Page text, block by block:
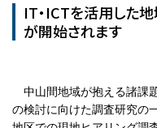
IT・ICTを活用した
が開始されます
中山間地域が抱える諸課
の検討に向けた調査研究の